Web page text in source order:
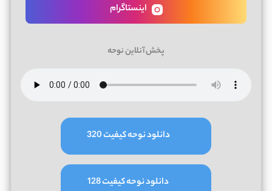
اینستاگرام
پخش آنلاین نوحه
دانلود نوحه کیفیت 320
دانلود نوحه کیفیت 128